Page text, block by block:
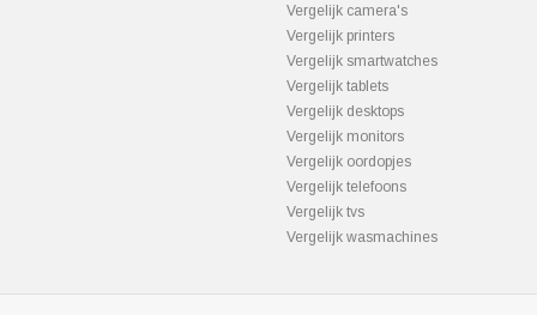
Vergelijk camera's
Vergelijk printers
Vergelijk smartwatches
Vergelijk tablets
Vergelijk desktops
Vergelijk monitors
Vergelijk oordopjes
Vergelijk telefoons
Vergelijk tvs
Vergelijk wasmachines